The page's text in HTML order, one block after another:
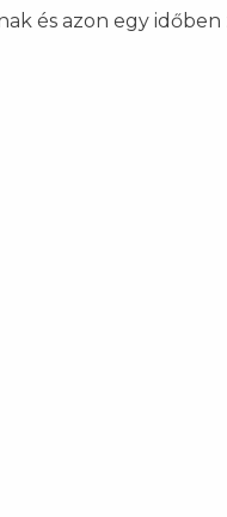
és azon egy időben